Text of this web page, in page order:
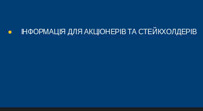
ІНФОРМАЦІЯ ДЛЯ АКЦІОНЕРІВ ТА СТЕЙКХОЛДЕРІВ